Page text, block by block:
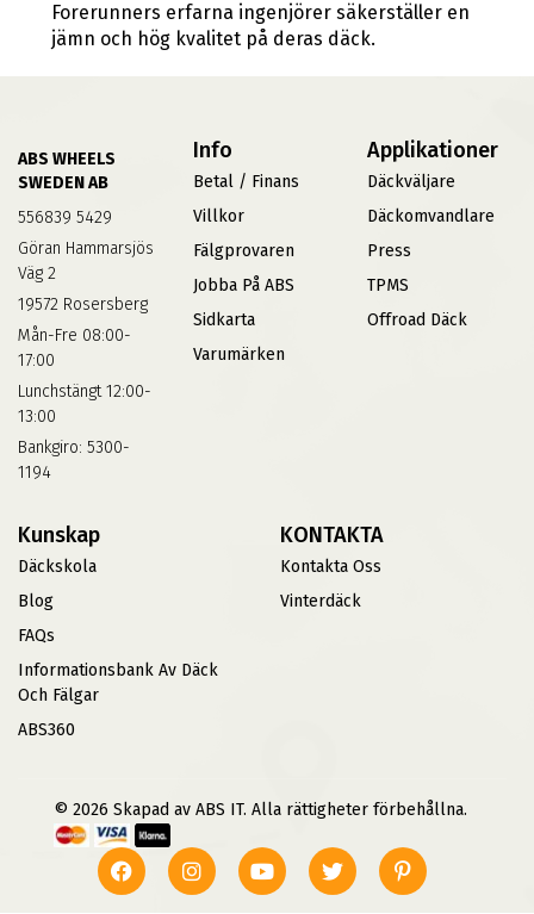
Forerunners erfarna ingenjörer säkerställer en
jämn och hög kvalitet på deras däck.
ABS WHEELS
SWEDEN AB
556839 5429
Göran Hammarsjös
Väg 2
19572 Rosersberg
Mån-Fre 08:00-
17:00
Lunchstängt 12:00-
13:00
Bankgiro: 5300-
1194
Info
Betal / Finans
Villkor
Fälgprovaren
Jobba På ABS
Sidkarta
Varumärken
Applikationer
Däckväljare
Däckomvandlare
Press
TPMS
Offroad Däck
Kunskap
Däckskola
Blog
FAQs
Informationsbank Av Däck
Och Fälgar
ABS360
KONTAKTA
Kontakta Oss
Vinterdäck
© 2026 Skapad av ABS IT. Alla rättigheter förbehållna.